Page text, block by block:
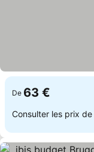
De 63 €
Consulter les prix de